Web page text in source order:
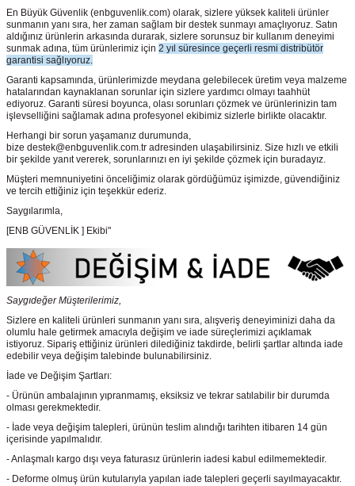
En Büyük Güvenlik (enbguvenlik.com) olarak, sizlere yüksek kaliteli ürünler
sunmanın yanı sıra, her zaman sağlam bir destek sunmayı amaçlıyoruz. Satın
aldığınız ürünlerin arkasında durarak, sizlere sorunsuz bir kullanım deneyimi
sunmak adına, tüm ürünlerimiz için 2 yıl süresince geçerli resmi distribütör
garantisi sağlıyoruz.
Garanti kapsamında, ürünlerimizde meydana gelebilecek üretim veya malzeme
hatalarından kaynaklanan sorunlar için sizlere yardımcı olmayı taahhüt
ediyoruz. Garanti süresi boyunca, olası sorunları çözmek ve ürünlerinizin tam
işlevselliğini sağlamak adına profesyonel ekibimiz sizlerle birlikte olacaktır.
Herhangi bir sorun yaşamanız durumunda,
bize destek@enbguvenlik.com.tr adresinden ulaşabilirsiniz. Size hızlı ve etkili
bir şekilde yanıt vererek, sorunlarınızı en iyi şekilde çözmek için buradayız.
Müşteri memnuniyetini önceliğimiz olarak gördüğümüz işimizde, güvendiğiniz
ve tercih ettiğiniz için teşekkür ederiz.
Saygılarımla,
[ENB GÜVENLİK ] Ekibi"
Saygıdeğer Müşterilerimiz,
Sizlere en kaliteli ürünleri sunmanın yanı sıra, alışveriş deneyiminizi daha da
olumlu hale getirmek amacıyla değişim ve iade süreçlerimizi açıklamak
istiyoruz. Sipariş ettiğiniz ürünleri dilediğiniz takdirde, belirli şartlar altında iade
edebilir veya değişim talebinde bulunabilirsiniz.
İade ve Değişim Şartları:
- Ürünün ambalajının yıpranmamış, eksiksiz ve tekrar satılabilir bir durumda
olması gerekmektedir.
- İade veya değişim talepleri, ürünün teslim alındığı tarihten itibaren 14 gün
içerisinde yapılmalıdır.
- Anlaşmalı kargo dışı veya faturasız ürünlerin iadesi kabul edilmemektedir.
- Deforme olmuş ürün kutularıyla yapılan iade talepleri geçerli sayılmayacaktır.